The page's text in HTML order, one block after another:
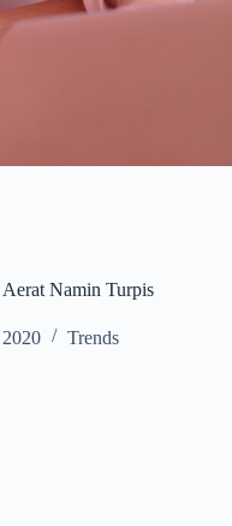
Namin Turpis
Trends